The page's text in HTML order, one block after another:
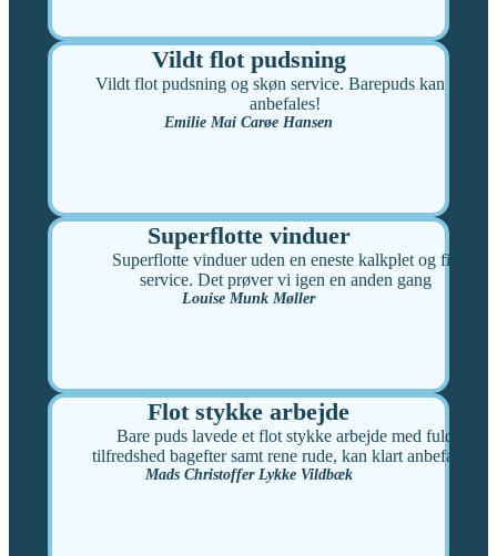
Vildt flot pudsning
Vildt flot pudsning og skøn service. Barepuds kan kun
anbefales!
Emilie Mai Carøe Hansen
Superflotte vinduer
Superflotte vinduer uden en eneste kalkplet og fin
service. Det prøver vi igen en anden gang
Louise Munk Møller
Flot stykke arbejde
Bare puds lavede et flot stykke arbejde med fuld
tilfredshed bagefter samt rene rude, kan klart anbefales!
Mads Christoffer Lykke Vildbæk